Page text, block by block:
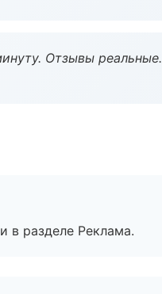
Отзывы реальные.
в разделе Реклама.